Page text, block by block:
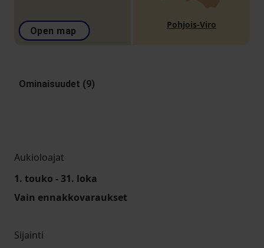
Open map
Pohjois-Viro
Ominaisuudet (9)
Aukioloajat
1. touko - 31. loka
Vain ennakkovaraukset
Sijainti